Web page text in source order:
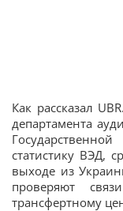
Как рассказал
департамента
статистику ВЭД,
выходе из
проверяют
трансфертному